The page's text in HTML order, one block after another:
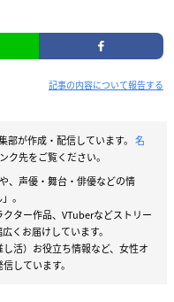
記事の内容について報告する
部が作成・配信しています。 名
ク先をご覧ください。
、声優・舞台・俳優などの情
。
ター作品、VTuberなどストリー
くお届けしています。
活）お役立ち情報など、女性オ
しています。